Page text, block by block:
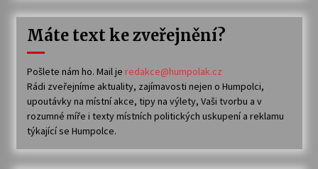
Máte text ke zveřejnění?
Pošlete nám ho. Mail je redakce@humpolak.cz
Rádi zveřejníme aktuality, zajímavosti nejen o Humpolci,
upoutávky na místní akce, tipy na výlety, Vaši tvorbu a v
rozumné míře i texty místních politických uskupení a reklamu
týkající se Humpolce.